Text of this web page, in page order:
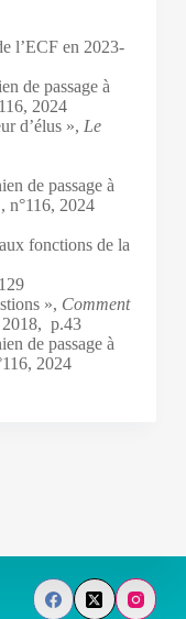
l’ECF en 2023-
de passage à
2024
d’élus », Le
de passage à
n°116, 2024
fonctions de la
», Comment
2018, p.43
de passage à
2024